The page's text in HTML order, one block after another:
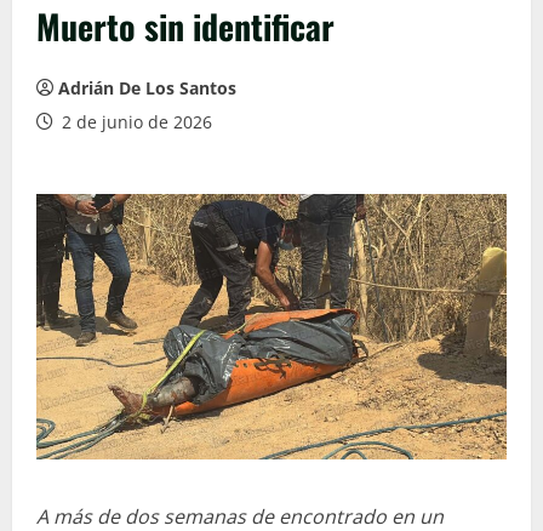
Muerto sin identificar
Adrián De Los Santos
2 de junio de 2026
A más de dos semanas de encontrado en un